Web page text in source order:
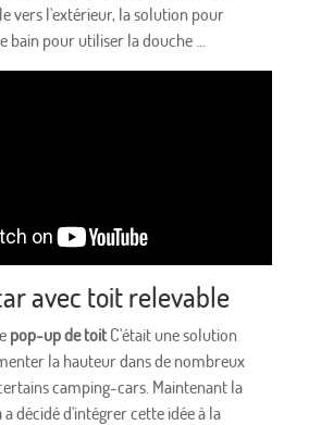
vers l'extérieur, la solution pour
bain pour utiliser la douche ...
avec toit relevable
pop-up de toitC'était une solution
la hauteur dans de nombreux
camping-cars. Maintenant la
a décidé d'intégrer cette idée à la